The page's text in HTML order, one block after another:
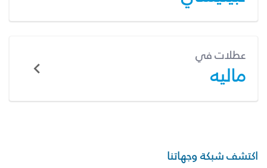
عطلات في
ماليه
اكتشف شبكة وجهاتنا